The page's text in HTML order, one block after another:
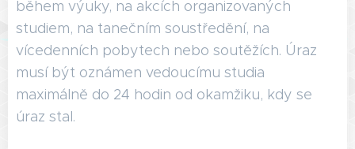
během výuky, na akcích organizovaných
studiem, na tanečním soustředění, na
vícedenních pobytech nebo soutěžích. Úraz
musí být oznámen vedoucímu studia
maximálně do 24 hodin od okamžiku, kdy se
úraz stal.